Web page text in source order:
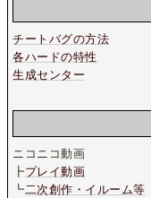
チートバグの方法
各ハードの特性
生成センター
ニコニコ動画
┣プレイ動画
┗二次創作・イルーム等